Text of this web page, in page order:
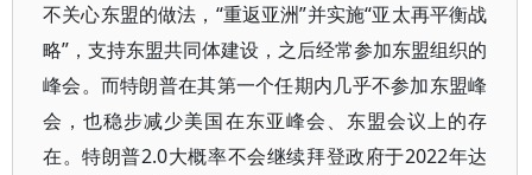
不关心东盟的做法，“重返亚洲”并实施“亚太再平衡战
略”，支持东盟共同体建设，之后经常参加东盟组织的
峰会。而特朗普在其第一个任期内几乎不参加东盟峰
会，也稳步减少美国在东亚峰会、东盟会议上的存
在。特朗普2.0大概率不会继续拜登政府于2022年达